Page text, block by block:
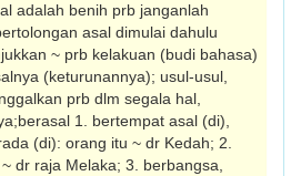
adalah benih prb janganlah
asal dimulai dahulu
~ prb kelakuan (budi bahasa)
(keturunannya); usul-usul,
prb dlm segala hal,
1. bertempat asal (di),
(di): orang itu ~ dr Kedah; 2.
dr raja Melaka; 3. berbangsa,